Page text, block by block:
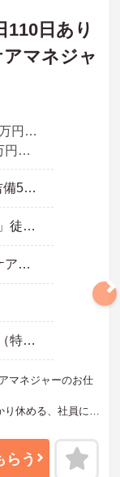
110日あり
マネジャ
月収 20.3万円～22.2万円程度※諸手当込
年収 299万円～323万円程度
奈良県 桜井市 大字吉備542番地2
近鉄大阪線「大福駅」徒歩15分
■介護支援専門員（ケアマネジャー） ■介護事業所での勤務経験ある方（ブランクがあってもＯＫ）
特別養護老人ホーム（特養）
マネジャーのお仕
休める、社員にと
に詳細をお話しい
らう